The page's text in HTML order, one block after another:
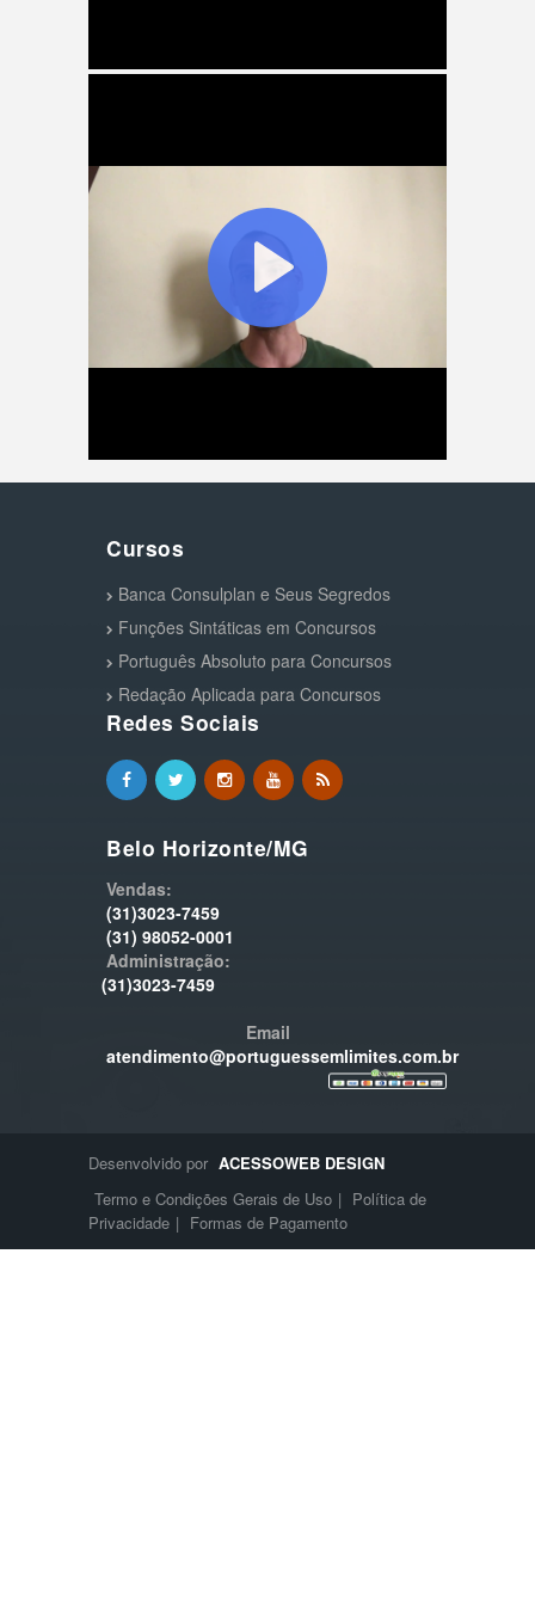
Cursos
Banca Consulplan e Seus Segredos
Funções Sintáticas em Concursos
Português Absoluto para Concursos
Redação Aplicada para Concursos
Redes Sociais
Belo Horizonte/MG
Vendas:
(31)3023-7459
(31) 98052-0001
Administração:
(31)3023-7459
Email
atendimento@portuguessemlimites.com.br
Desenvolvido por ACESSOWEB DESIGN
Termo e Condições Gerais de Uso | Política de
Privacidade | Formas de Pagamento